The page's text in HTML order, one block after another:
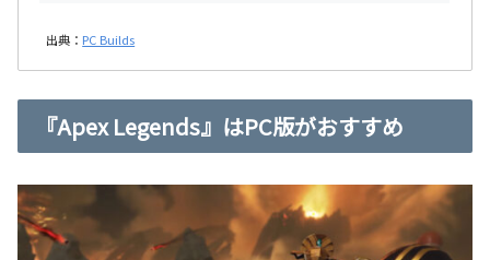
出典： PC Builds
『Apex Legends』はPC版がおすすめ